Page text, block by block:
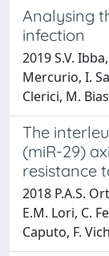
Analysing
infection
2019 S.V.
Mercurio, I.
Clerici, M.
The
(miR-29)
resistance
2018 P.A.S.
E.M. Lori, C.
Caputo, F.